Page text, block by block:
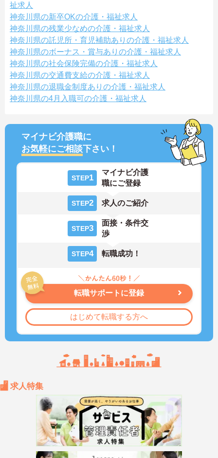
祉求人
神奈川県の新卒OKの介護・福祉求人
神奈川県の残業少なめの介護・福祉求人
神奈川県の託児所・育児補助ありの介護・福祉求人
神奈川県のボーナス・賞与ありの介護・福祉求人
神奈川県の社会保険完備の介護・福祉求人
神奈川県の交通費支給の介護・福祉求人
神奈川県の退職金制度ありの介護・福祉求人
神奈川県の4月入職可の介護・福祉求人
マイナビ介護職に
お気軽にご相談下さい！
STEP1
マイナビ介護
職にご登録
STEP2 求人のご紹介
STEP3
面接・条件交
渉
STEP4 転職成功！
転職サポートに登録
はじめて転職する方へ
求人特集